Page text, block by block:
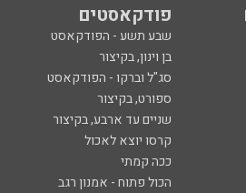
פודקאסטים
שבע תשע - הפודקאסט
בן וינון, בקיצור
סג"ל וברקו - הפודקאסט
ספורט, בקיצור
שניים עד ארבע, בקיצור
קרסו יוצא לאכול
ככה קמתי
הכול פתוח - אמנון רגב